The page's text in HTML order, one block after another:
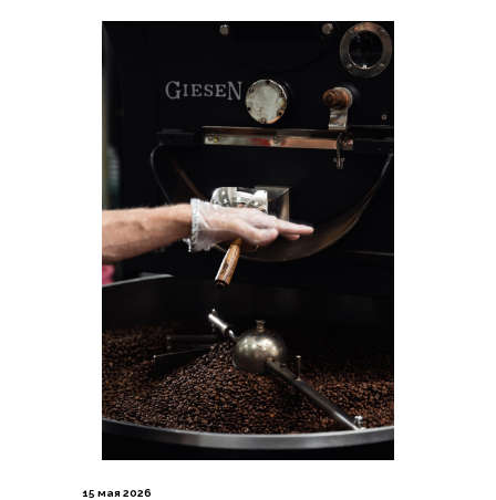
15 мая 2026